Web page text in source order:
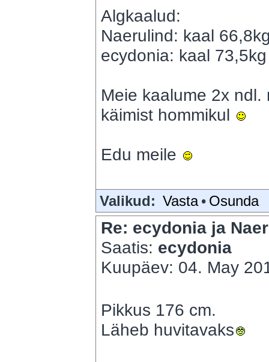
Algkaalud:
Naerulind: kaal
ecydonia: kaal
Meie kaalume 2x
käimist hommikul
Edu meile
Valikud: Vasta • Osunda
Re: ecydonia ja
Saatis: ecydonia
Kuupäev: 04. May
Pikkus 176 cm.
Läheb huvitavaks